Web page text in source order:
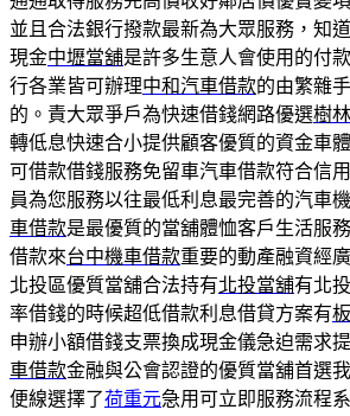
並且合法銀行撥款最新為大眾服務，知
現金中壢當舖是許多生意人會使用的付
行各業皆可辦理中和汽車借款的由繁雜
的。責大眾爭戶為快速借錢網路優選樹
轉低息快速合小提供顧客優質的資金車
可借款借錢服務免留車汽車借款符合信
員為您服務以往最低利息最完善的汽車
車借款是最優質的當舖體恤客戶生活服
借款來台中機車借款重要的動產融資經
北投區優質當舖合法持有北投當舖有北
率借錢的時候超低借款利息借貸方案有
申辦小額借錢支票換成現金儀急迫需求
車借款金融與公會認證的優質當舖首選
便線選擇了荷重元急用可立即服務流程